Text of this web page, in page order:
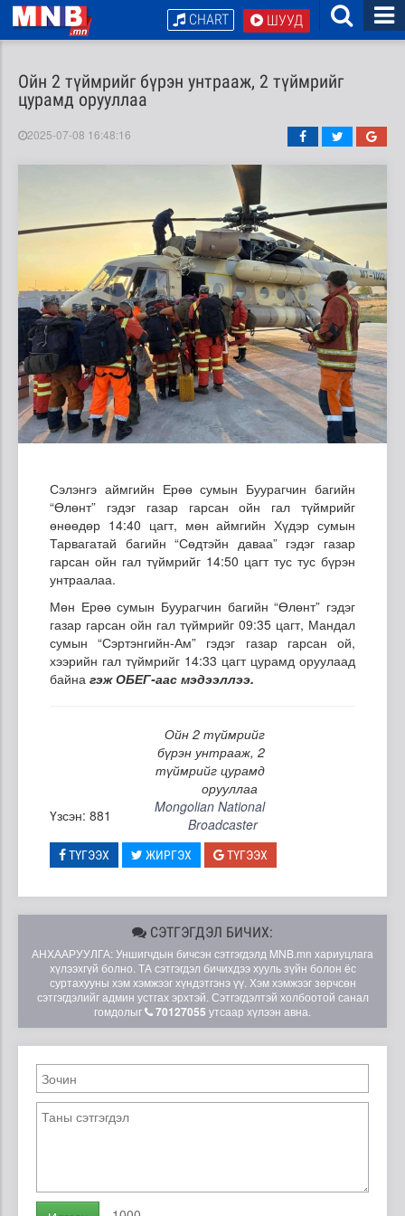
ШУУД
CHART
Ойн 2 түймрийг бүрэн унтрааж, 2 түймрийг
цурамд орууллаа
2025-07-08 16:48:16
Сэлэнгэ аймгийн Ерөө сумын Буурагчин багийн
“Өлөнт” гэдэг газар гарсан ойн гал түймрийг
өнөөдөр 14:40 цагт, мөн аймгийн Хүдэр сумын
Тарвагатай багийн “Сөдтэйн даваа” гэдэг газар
гарсан ойн гал түймрийг 14:50 цагт тус тус бүрэн
унтраалаа.
Мөн Ерөө сумын Буурагчин багийн “Өлөнт” гэдэг
газар гарсан ойн гал түймрийг 09:35 цагт, Мандал
сумын “Сэртэнгийн-Ам” гэдэг газар гарсан ой,
хээрийн гал түймрийг 14:33 цагт цурамд оруулаад
байна гэж ОБЕГ-аас мэдээллээ.
Ойн 2 түймрийг
бүрэн унтрааж, 2
түймрийг цурамд
орууллаа
Үзсэн: 881
Mongolian National
Broadcaster
ТҮГЭЭХ ЖИРГЭХ ТҮГЭЭХ
СЭТГЭГДЭЛ БИЧИХ:
АНХААРУУЛГА: Уншигчдын бичсэн сэтгэгдэлд MNB.mn хариуцлага
хүлээхгүй болно. ТА сэтгэгдэл бичихдээ хууль зүйн болон ёс
суртахууны хэм хэмжээг хүндэтгэнэ үү. Хэм хэмжээг зөрчсөн
сэтгэгдэлийг админ устгах эрхтэй. Сэтгэгдэлтэй холбоотой санал
гомдолыг
70127055 утсаар хүлээн авна.